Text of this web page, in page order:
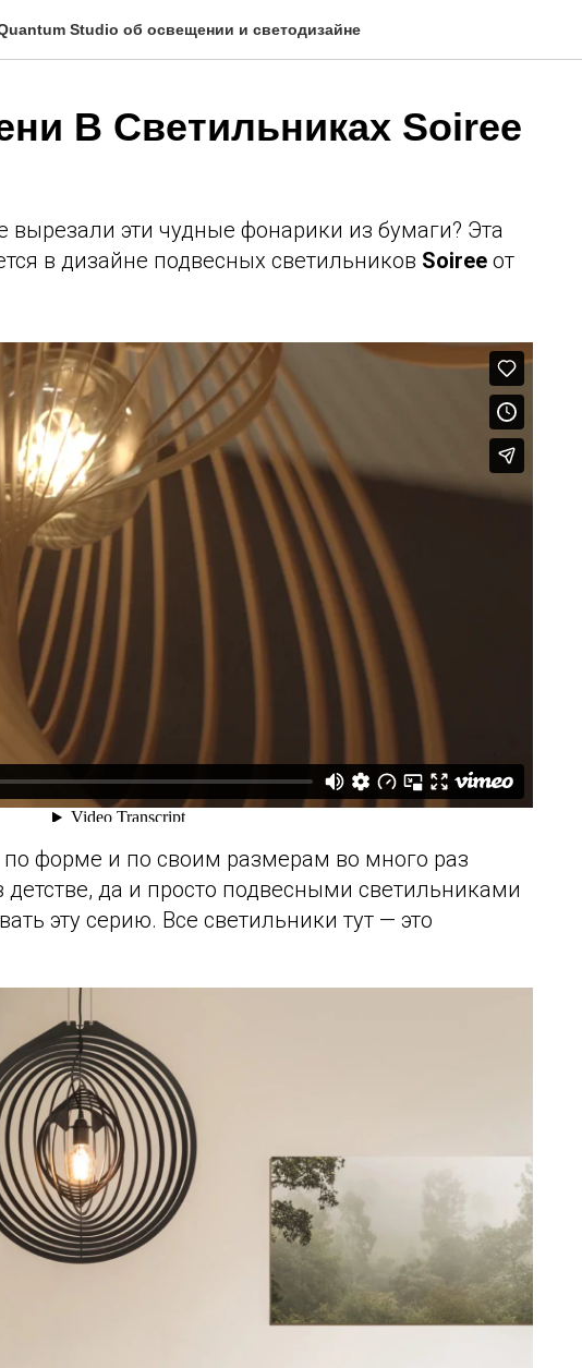
Studio об освещении и светодизайне
В Светильниках Soiree
эти чудные фонарики из бумаги? Эта
в дизайне подвесных светильников Soiree от
форме и по своим размерам во много раз
да и просто подвесными светильниками
эту серию. Все светильники тут — это